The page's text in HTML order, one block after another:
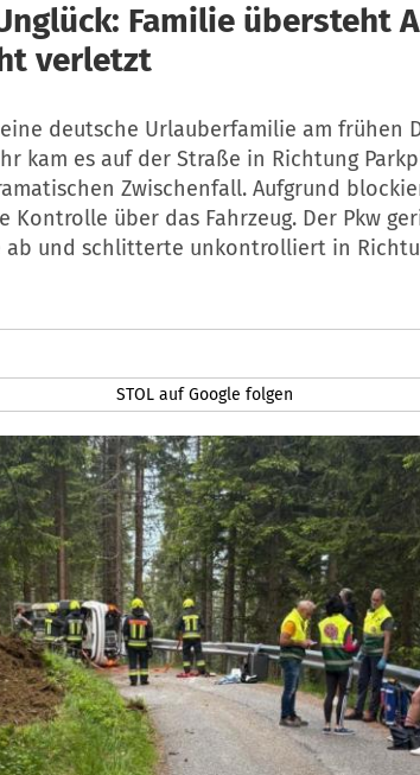
Familie übersteht
verletzt
deutsche Urlauberfamilie am frühen
kam es auf der Straße in Richtung
Zwischenfall. Aufgrund
Kontrolle über das Fahrzeug. Der Pkw
ab und schlitterte unkontrolliert in
STOL auf Google folgen